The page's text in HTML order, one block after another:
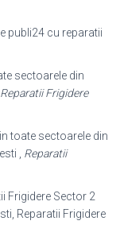
publi24 cu reparatii
sectoarele din
Reparatii Frigidere
toate sectoarele din
, Reparatii
Frigidere Sector 2
Reparatii Frigidere